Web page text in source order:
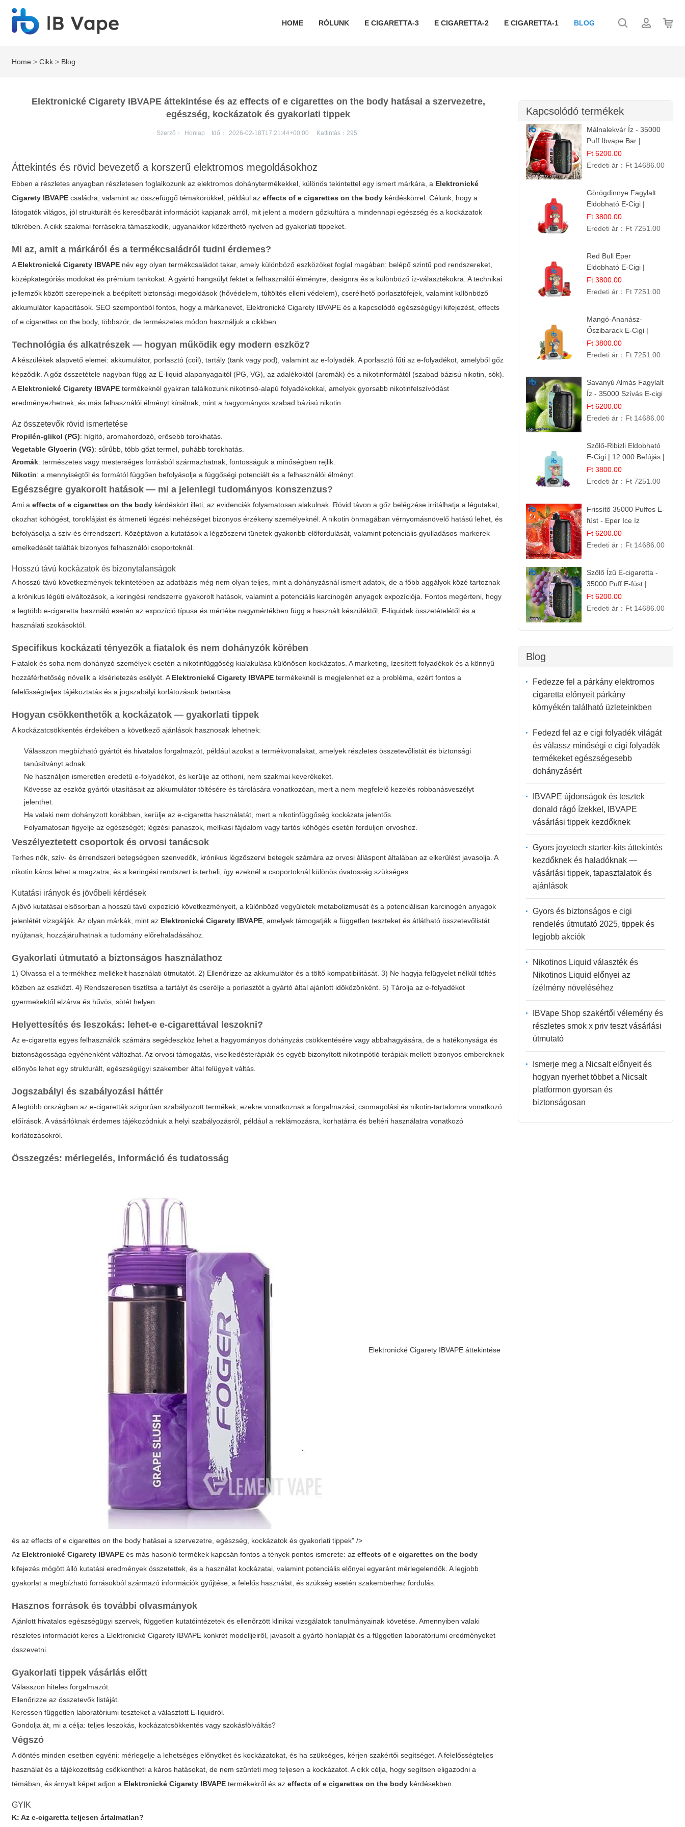
HOME RÓLUNK E CIGARETTA-3 E CIGARETTA-2 E CIGARETTA-1 BLOG
Home >Cikk > Blog
Elektronické Cigarety IBVAPE áttekintése és az effects of e cigarettes on the body hatásai a szervezetre,
egészség, kockázatok és gyakorlati tippek
Szerző： Honlap Idő： 2026-02-18T17:21:44+00:00 Kattintás：295
Áttekintés és rövid bevezető a korszerű elektromos megoldásokhoz
Ebben a részletes anyagban részletesen foglalkozunk az elektromos dohánytermékekkel, különös tekintettel egy ismert márkára, a Elektronické
Cigarety IBVAPE családra, valamint az összefüggő témakörökkel, például azeffects of e cigarettes on the body kérdéskörrel. Célunk, hogy a
látogatók világos, jól strukturált és keresőbarát információt kapjanak arról, mit jelent a modern gőzkultúra a mindennapi egészség és a kockázatok
tükrében. A cikk szakmai forrásokra támaszkodik, ugyanakkor közérthető nyelven ad gyakorlati tippeket.
Mi az, amit a márkáról és a termékcsaládról tudni érdemes?
A Elektronické Cigarety IBVAPE név egy olyan termékcsaládot takar, amely különböző eszközöket foglal magában: belépő szintű pod rendszereket,
középkategóriás modokat és prémium tankokat. A gyártó hangsúlyt fektet a felhasználói élményre, designra és a különböző íz-választékokra. A technikai
jellemzők között szerepelnek a beépített biztonsági megoldások (hővédelem, túltöltés elleni védelem), cserélhető porlasztófejek, valamint különböző
akkumulátor kapacitások. SEO szempontból fontos, hogy a márkanevet, Elektronické Cigarety IBVAPE és a kapcsolódó egészségügyi kifejezést,effects
of e cigarettes on the body, többször, de természetes módon használjuk a cikkben.
Technológia és alkatrészek — hogyan működik egy modern eszköz?
A készülékek alapvető elemei: akkumulátor, porlasztó (coil), tartály (tank vagy pod), valamint az e-folyadék. A porlasztó fűti az e-folyadékot, amelyből gőz
képződik. A gőz összetétele nagyban függ az E-liquid alapanyagaitól (PG, VG), az adalékoktól (aromák) és a nikotinformától (szabad bázisú nikotin, sók).
A Elektronické Cigarety IBVAPE termékeknél gyakran találkozunk nikotinsó-alapú folyadékokkal, amelyek gyorsabb nikotinfelszívódást
eredményezhetnek, és más felhasználói élményt kínálnak, mint a hagyományos szabad bázisú nikotin.
Az összetevők rövid ismertetése
Propilén-glikol (PG): hígító, aromahordozó, erősebb torokhatás.
Vegetable Glycerin (VG): sűrűbb, több gőzt termel, puhább torokhatás.
Aromák: természetes vagy mesterséges forrásból származhatnak, fontosságuk a minőségben rejlik.
Nikotin: a mennyiségtől és formától függően befolyásolja a függőségi potenciált és a felhasználói élményt.
Egészségre gyakorolt hatások — mi a jelenlegi tudományos konszenzus?
Ami aeffects of e cigarettes on the body kérdéskört illeti, az evidenciák folyamatosan alakulnak. Rövid távon a gőz belégzése irritálhatja a légutakat,
okozhat köhögést, torokfájást és átmeneti légzési nehézséget bizonyos érzékeny személyeknél. A nikotin önmagában vérnyomásnövelő hatású lehet, és
befolyásolja a szív-és érrendszert. Középtávon a kutatások a légzőszervi tünetek gyakoribb előfordulását, valamint potenciális gyulladásos markerek
emelkedését találták bizonyos felhasználói csoportoknál.
Hosszú távú kockázatok és bizonytalanságok
A hosszú távú következmények tekintetében az adatbázis még nem olyan teljes, mint a dohányzásnál ismert adatok, de a főbb aggályok közé tartoznak
a krónikus légúti elváltozások, a keringési rendszerre gyakorolt hatások, valamint a potenciális karcinogén anyagok expozíciója. Fontos megérteni, hogy
a legtöbb e-cigaretta használó esetén az expozíció típusa és mértéke nagymértékben függ a használt készüléktől, E-liquidek összetételétől és a
használati szokásoktól.
Specifikus kockázati tényezők a fiatalok és nem dohányzók körében
Fiatalok és soha nem dohányzó személyek esetén a nikotinfüggőség kialakulása különösen kockázatos. A marketing, ízesített folyadékok és a könnyű
hozzáférhetőség növelik a kísérletezés esélyét. A Elektronické Cigarety IBVAPE termékeknél is megjelenhet ez a probléma, ezért fontos a
felelősségteljes tájékoztatás és a jogszabályi korlátozások betartása.
Hogyan csökkenthetők a kockázatok — gyakorlati tippek
A kockázatcsökkentés érdekében a következő ajánlások hasznosak lehetnek:
Válasszon megbízható gyártót és hivatalos forgalmazót, például azokat a termékvonalakat, amelyek részletes összetevőlistát és biztonsági
tanúsítványt adnak.
Ne használjon ismeretlen eredetű e-folyadékot, és kerülje az otthoni, nem szakmai keverékeket.
Kövesse az eszköz gyártói utasításait az akkumulátor töltésére és tárolására vonatkozóan, mert a nem megfelelő kezelés robbanásveszélyt
jelenthet.
Ha valaki nem dohányzott korábban, kerülje az e-cigaretta használatát, mert a nikotinfüggőség kockázata jelentős.
Folyamatosan figyelje az egészségét; légzési panaszok, mellkasi fájdalom vagy tartós köhögés esetén forduljon orvoshoz.
Veszélyeztetett csoportok és orvosi tanácsok
Terhes nők, szív- és érrendszeri betegségben szenvedők, krónikus légzőszervi betegek számára az orvosi álláspont általában az elkerülést javasolja. A
nikotin káros lehet a magzatra, és a keringési rendszert is terheli, így ezeknél a csoportoknál különös óvatosság szükséges.
Kutatási irányok és jövőbeli kérdések
A jövő kutatásai elsősorban a hosszú távú expozíció következményeit, a különböző vegyületek metabolizmusát és a potenciálisan karcinogén anyagok
jelenlétét vizsgálják. Az olyan márkák, mint az Elektronické Cigarety IBVAPE , amelyek támogatják a független teszteket és átlátható összetevőlistát
nyújtanak, hozzájárulhatnak a tudomány előrehaladásához.
Gyakorlati útmutató a biztonságos használathoz
1) Olvassa el a termékhez mellékelt használati útmutatót. 2) Ellenőrizze az akkumulátor és a töltő kompatibilitását. 3) Ne hagyja felügyelet nélkül töltés
közben az eszközt. 4) Rendszeresen tisztítsa a tartályt és cserélje a porlasztót a gyártó által ajánlott időközönként. 5) Tárolja az e-folyadékot
gyermekektől elzárva és hűvös, sötét helyen.
Helyettesítés és leszokás: lehet-e e-cigarettával leszokni?
Az e-cigaretta egyes felhasználók számára segédeszköz lehet a hagyományos dohányzás csökkentésére vagy abbahagyására, de a hatékonysága és
biztonságossága egyénenként változhat. Az orvosi támogatás, viselkedésterápiák és egyéb bizonyított nikotinpótló terápiák mellett bizonyos embereknek
előnyös lehet egy strukturált, egészségügyi szakember által felügyelt váltás.
Jogszabályi és szabályozási háttér
A legtöbb országban az e-cigaretták szigorúan szabályozott termékek; ezekre vonatkoznak a forgalmazási, csomagolási és nikotin-tartalomra vonatkozó
előírások. A vásárlóknak érdemes tájékozódniuk a helyi szabályozásról, például a reklámozásra, korhatárra és beltéri használatra vonatkozó
korlátozásokról.
Összegzés: mérlegelés, információ és tudatosság
Elektronické Cigarety IBVAPE áttekintése
és az effects of e cigarettes on the body hatásai a szervezetre, egészség, kockázatok és gyakorlati tippek" />
Az Elektronické Cigarety IBVAPE és más hasonló termékek kapcsán fontos a tények pontos ismerete: azeffects of e cigarettes on the body
kifejezés mögött álló kutatási eredmények összetettek, és a használat kockázatai, valamint potenciális előnyei egyaránt mérlegelendők. A legjobb
gyakorlat a megbízható forrásokból származó információk gyűjtése, a felelős használat, és szükség esetén szakemberhez fordulás.
Hasznos források és további olvasmányok
Ajánlott hivatalos egészségügyi szervek, független kutatóintézetek és ellenőrzött klinikai vizsgálatok tanulmányainak követése. Amennyiben valaki
részletes információt keres a Elektronické Cigarety IBVAPE konkrét modelljeiről, javasolt a gyártó honlapját és a független laboratóriumi eredményeket
összevetni.
Gyakorlati tippek vásárlás előtt
Válasszon hiteles forgalmazót.
Ellenőrizze az összetevők listáját.
Keressen független laboratóriumi teszteket a választott E-liquidról.
Gondolja át, mi a célja: teljes leszokás, kockázatcsökkentés vagy szokásfölváltás?
Végszó
A döntés minden esetben egyéni: mérlegelje a lehetséges előnyöket és kockázatokat, és ha szükséges, kérjen szakértői segítséget. A felelősségteljes
használat és a tájékozottság csökkentheti a káros hatásokat, de nem szünteti meg teljesen a kockázatot. A cikk célja, hogy segítsen eligazodni a
témában, és árnyalt képet adjon a Elektronické Cigarety IBVAPE termékekről és azeffects of e cigarettes on the body kérdésekben.
GYIK
K: Az e-cigaretta teljesen ártalmatlan?
Kapcsolódó termékek
Málnalekvár Íz - 35000
Puff Ibvape Bar |
Gazdag Gyümölcsös
Ízélmény!
Ft 6200.00
Eredeti ár： Ft 14686.00
Görögdinnye Fagylalt
Eldobható E-Cigi |
12.000 Szívás | Édes
Vízidín Íz
Ft 3800.00
Eredeti ár： Ft 7251.00
Red Bull Eper
Eldobható E-Cigi |
Energiaital Íz | Készülék
Használat
Ft 3800.00
Eredeti ár： Ft 7251.00
Mangó-Ananász-
Őszibarack E-Cigi |
12.000 Befújás |
Tropikus Gyümölcs Íz
Ft 3800.00
Eredeti ár： Ft 7251.00
Savanyú Almás Fagylalt
Íz - 35000 Szívás E-cigi
Ft 6200.00
Eredeti ár： Ft 14686.00
Szőlő-Ribizli Eldobható
E-Cigi | 12.000 Befújás |
Friss Gyümölcs Íz
Ft 3800.00
Eredeti ár： Ft 7251.00
Frissítő 35000 Puffos E-
füst - Eper Ice íz
Ft 6200.00
Eredeti ár： Ft 14686.00
Szőlő Ízű E-cigaretta -
35000 Puff E-füst |
Intenzív
Gyümölcsélmény!
Ft 6200.00
Eredeti ár： Ft 14686.00
Blog
Fedezze fel a párkány elektromos
cigaretta előnyeit párkány
környékén található üzleteinkben
Fedezd fel az e cigi folyadék világát
és válassz minőségi e cigi folyadék
termékeket egészségesebb
dohányzásért
IBVAPE újdonságok és tesztek
donald rágó ízekkel, IBVAPE
vásárlási tippek kezdőknek
Gyors joyetech starter-kits áttekintés
kezdőknek és haladóknak —
vásárlási tippek, tapasztalatok és
ajánlások
Gyors és biztonságos e cigi
rendelés útmutató 2025, tippek és
legjobb akciók
Nikotinos Liquid választék és
Nikotinos Liquid előnyei az
ízélmény növeléséhez
IBVape Shop szakértői vélemény és
részletes smok x priv teszt vásárlási
útmutató
Ismerje meg a Nicsalt előnyeit és
hogyan nyerhet többet a Nicsalt
platformon gyorsan és
biztonságosan